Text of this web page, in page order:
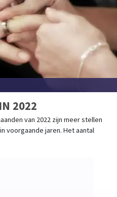
2022
van 2022 zijn meer stellen
voorgaande jaren. Het aantal